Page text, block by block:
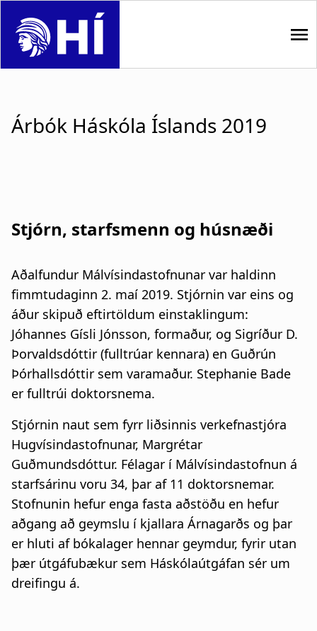
p
m
n
g
a
i
Árbók Háskóla Íslands 2019
Stjórn, starfsmenn og húsnæði
Aðalfundur Málvísindastofnunar var haldinn
fimmtudaginn 2. maí 2019. Stjórnin var eins og
áður skipuð eftirtöldum einstaklingum:
Jóhannes Gísli Jónsson, formaður, og Sigríður D.
Þorvaldsdóttir (fulltrúar kennara) en Guðrún
Þórhallsdóttir sem varamaður. Stephanie Bade
er fulltrúi doktorsnema.
Stjórnin naut sem fyrr liðsinnis verkefnastjóra
Hugvísindastofnunar, Margrétar
Guðmundsdóttur. Félagar í Málvísindastofnun á
starfsárinu voru 34, þar af 11 doktorsnemar.
Stofnunin hefur enga fasta aðstöðu en hefur
aðgang að geymslu í kjallara Árnagarðs og þar
er hluti af bókalager hennar geymdur, fyrir utan
þær útgáfubækur sem Háskólaútgáfan sér um
dreifingu á.